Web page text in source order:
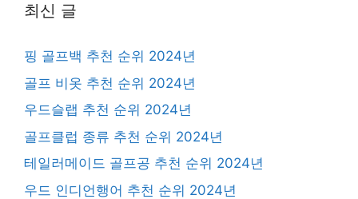
최신 글
핑 골프백 추천 순위 2024년
골프 비옷 추천 순위 2024년
우드슬랩 추천 순위 2024년
골프클럽 종류 추천 순위 2024년
테일러메이드 골프공 추천 순위 2024년
우드 인디언행어 추천 순위 2024년